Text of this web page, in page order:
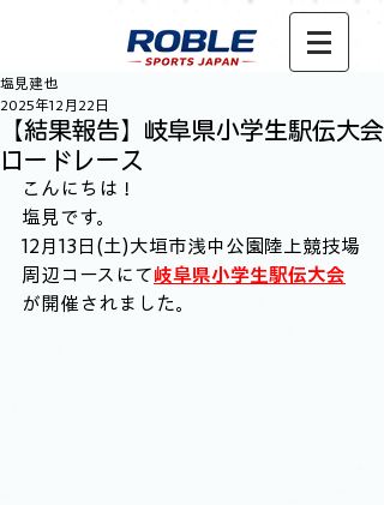
【結果報告】岐阜県小学生駅伝大会
ロードレース
塩見建也
2025年12月22日
こんにちは！
塩見です。
12月13日(土)大垣市浅中公園陸上競技場
周辺コースにて岐阜県小学生駅伝大会
が開催されました。